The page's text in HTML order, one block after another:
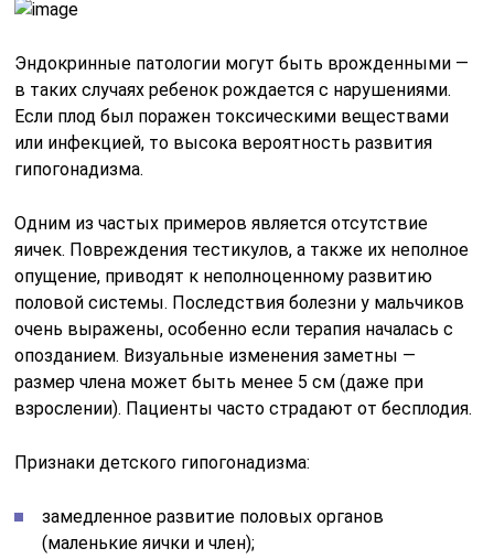
Эндокринные патологии могут быть врожденными —
в таких случаях ребенок рождается с нарушениями.
Если плод был поражен токсическими веществами
или инфекцией, то высока вероятность развития
гипогонадизма.
Одним из частых примеров является отсутствие
яичек. Повреждения тестикулов, а также их неполное
опущение, приводят к неполноценному развитию
половой системы. Последствия болезни у мальчиков
очень выражены, особенно если терапия началась с
опозданием. Визуальные изменения заметны —
размер члена может быть менее 5 см (даже при
взрослении). Пациенты часто страдают от бесплодия.
Признаки детского гипогонадизма:
замедленное развитие половых органов
(маленькие яички и член);